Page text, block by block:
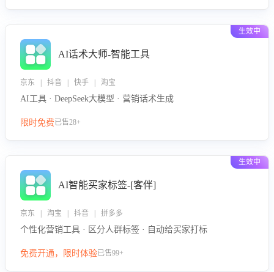
生效中
AI话术大师-智能工具
京东 | 抖音 | 快手 | 淘宝
AI工具 · DeepSeek大模型 · 营销话术生成
限时免费已售28+
生效中
AI智能买家标签-[客伴]
京东 | 淘宝 | 抖音 | 拼多多
个性化营销工具 · 区分人群标签 · 自动给买家打标
免费开通，限时体验已售99+